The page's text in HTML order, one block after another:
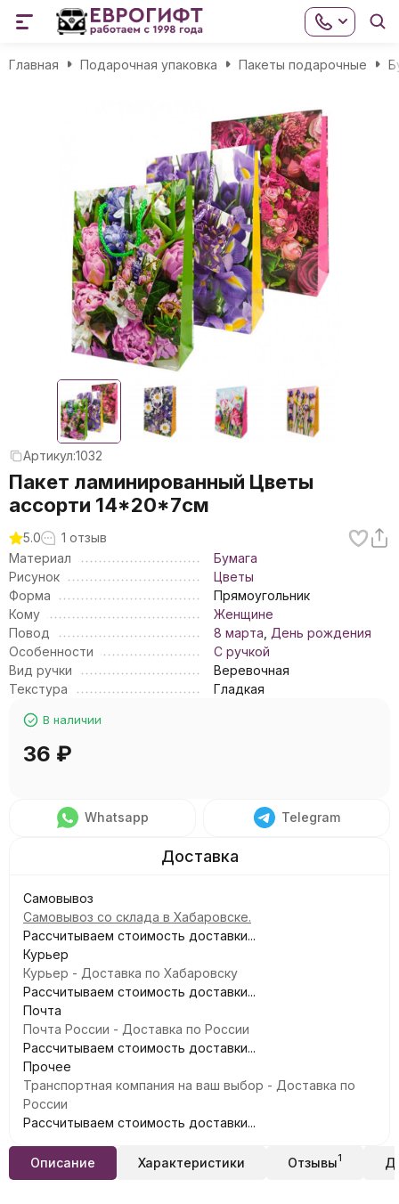
Главная Подарочная упаковка Пакеты подарочные
Артикул:1032
Пакет ламинированный Цветы
ассорти 14*20*7см
5.0
1 отзыв
Материал
Бумага
Рисунок
Цветы
Форма
Прямоугольник
Кому
Женщине
Повод
8 марта День рождения
Особенности
С ручкой
Вид ручки
Веревочная
Текстура
Гладкая
В наличии
36 ₽
Whatsapp Telegram
Самовывоз
Самовывоз со склада в Хабаровске.
Рассчитываем стоимость доставки...
Курьер
Курьер - Доставка по Хабаровску
Рассчитываем стоимость доставки...
Почта
Почта России - Доставка по России
Рассчитываем стоимость доставки...
Прочее
Транспортная компания на ваш выбор - Доставка по
России
Рассчитываем стоимость доставки...
Описание Характеристики Отзывы1